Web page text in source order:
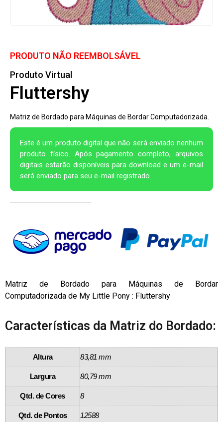
PRODUTO NÃO REEMBOLSÁVEL
Produto Virtual
Fluttershy
Matriz de Bordado para Máquinas de Bordar Computadorizada.
Este é um produto digital que não será enviado nenhum
produto físico. Após pagamento completo, arquivos
digitais estarão disponíveis para download e um e-mail
será enviado para seu e-mail registrado.
Matriz de Bordado para Máquinas de Bordar
Computadorizada de My Little Pony : Fluttershy
Características da Matriz do Bordado:
Altura 83,81 mm
Largura 80,79 mm
Qtd. de Cores 8
Qtd. de Pontos 12588